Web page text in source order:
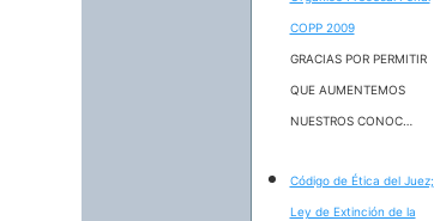
COPP 2009
GRACIAS POR PERMITIR
QUE AUMENTEMOS
NUESTROS CONOC…
Código de Ética del Juez;
Ley de Extinción de la